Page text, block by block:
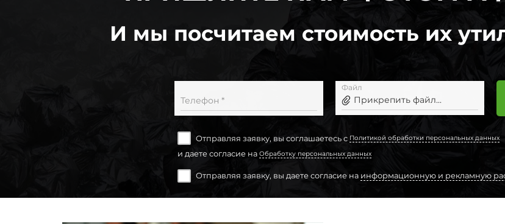
И мы посчитаем стоимость их
Телефон *
Файл
Прикрепить файл...
Отправляя заявку, вы соглашаетесь с Политикой обработки персональных данных
и даете согласие на Обработку персональных данных
Отправляя заявку, вы даете согласие на информационную и рекламную